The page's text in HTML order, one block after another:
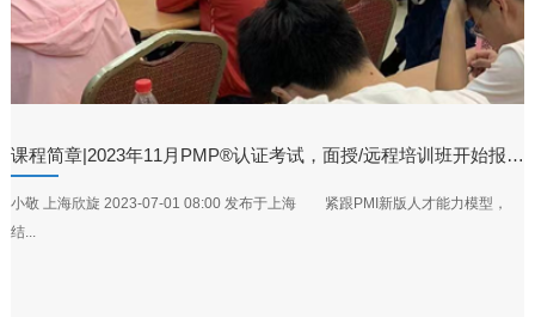
课程简章|2023年11月PMP®认证考试，面授/远程培训班开始报名！
小敬 上海欣旋 2023-07-01 08:00 发布于上海 紧跟PMI新版人才能力模型，
结...